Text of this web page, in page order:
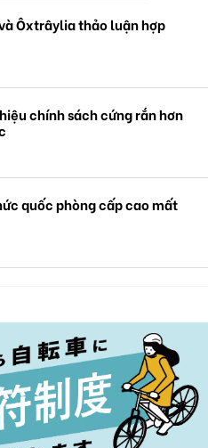
Ôxtrâylia thảo luận hợp
chính sách cứng rắn hơn
quốc phòng cấp cao mất